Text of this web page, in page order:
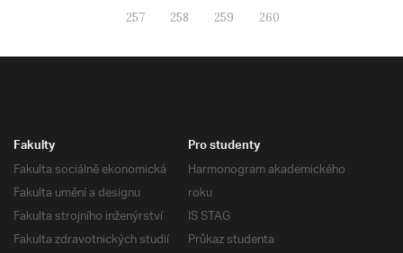
257
258 259 260
Fakulty
Fakulta sociálně ekonomická
Fakulta umění a designu
Fakulta strojního inženýrství
Fakulta zdravotnických studií
Pro studenty
Harmonogram akademického
roku
IS STAG
Průkaz studenta